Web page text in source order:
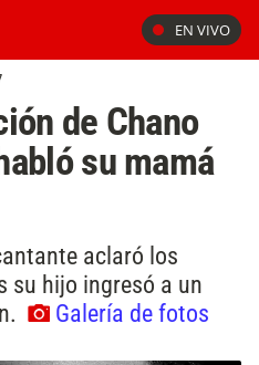
EN VIVO
de Chano
su mamá
aclaró los
su hijo ingresó a un
Galería de fotos